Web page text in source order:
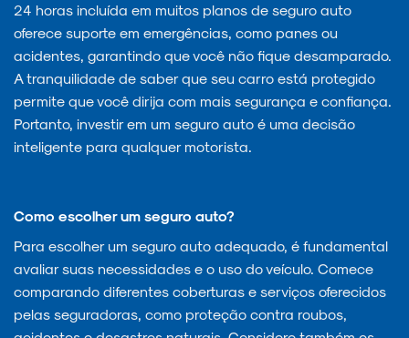
24 horas incluída em muitos planos de seguro auto
oferece suporte em emergências, como panes ou
acidentes, garantindo que você não fique desamparado.
A tranquilidade de saber que seu carro está protegido
permite que você dirija com mais segurança e confiança.
Portanto, investir em um seguro auto é uma decisão
inteligente para qualquer motorista.
Como escolher um seguro auto?
Para escolher um seguro auto adequado, é fundamental
avaliar suas necessidades e o uso do veículo. Comece
comparando diferentes coberturas e serviços oferecidos
pelas seguradoras, como proteção contra roubos,